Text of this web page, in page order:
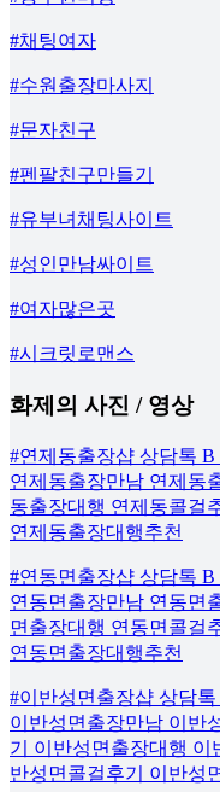
#채팅여자
#수원출장마사지
#문자친구
#펜팔친구만들기
#유부녀채팅사이트
#성인만남싸이트
#여자많은곳
#시크릿로맨스
화제의 사진 / 영상
#연제동출장샵 상담톡 B
연제동출장만남 연제동
동출장대행 연제동콜걸
연제동출장대행추천
#연동면출장샵 상담톡 B
연동면출장만남 연동면
면출장대행 연동면콜걸
연동면출장대행추천
#이반성면출장샵 상담톡
이반성면출장만남 이반
기 이반성면출장대행 이
반성면콜걸후기 이반성